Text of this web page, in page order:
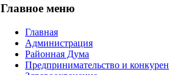
Главное меню
Главная
Администрация
Районная Дума
Предпринимательство и